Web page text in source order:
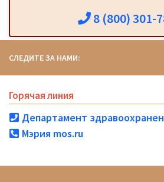
8 (800) 301-
СЛЕДИТЕ ЗА НАМИ:
Горячая линия
Департамент
Мэрия mos.ru